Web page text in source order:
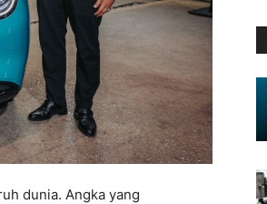
dunia. Angka yang